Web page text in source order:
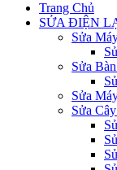
Trang Chủ
SỬA ĐIỆN
Sửa
Sửa
Sửa
Sửa